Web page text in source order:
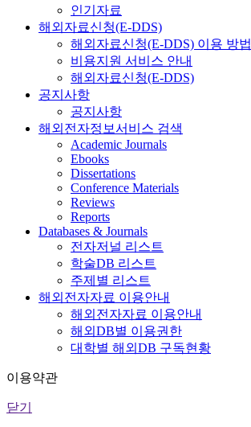
인기자료
해외자료신청(E-DDS)
해외자료신청(E-DDS) 이용 방법
비용지원 서비스 안내
해외자료신청(E-DDS)
공지사항
공지사항
해외전자정보서비스 검색
Academic Journals
Ebooks
Dissertations
Conference Materials
Reviews
Reports
Databases & Journals
전자저널 리스트
학술DB 리스트
주제별 리스트
해외전자자료 이용안내
해외전자자료 이용안내
해외DB별 이용권한
대학별 해외DB 구독현황
이용약관
닫기